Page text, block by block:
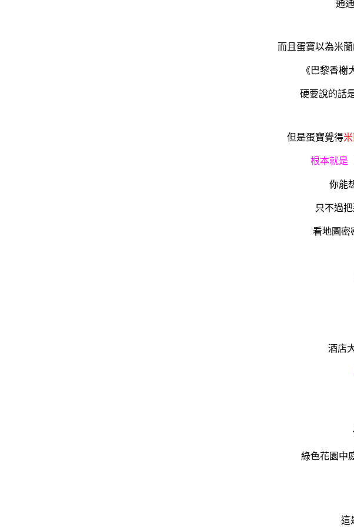
通
而且蛋寶以為米
《巴黎香
硬要說的話
但是蛋寶覺得
根本就是
你能
只不過
看地圖密
酒店
綠色花園中
這